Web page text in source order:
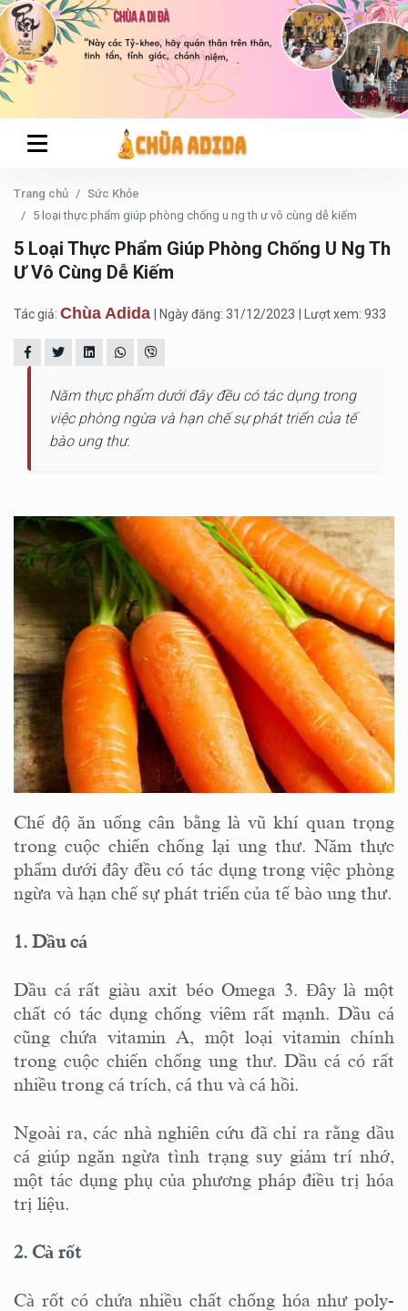
Trang chủ
Sức Khỏe
5 loại thực phẩm giúp phòng chống u ng th ư vô cùng dễ kiếm
5 Loại Thực Phẩm Giúp Phòng Chống U Ng Th
Ư Vô Cùng Dễ Kiếm
Tác giả: Chùa Adida | Ngày đăng: 31/12/2023 | Lượt xem: 933
Năm thực phẩm dưới đây đều có tác dụng trong
việc phòng ngừa và hạn chế sự phát triển của tế
bào ung thư.
Chế độ ăn uống cân bằng là vũ khí quan trọng
trong cuộc chiến chống lại ung thư. Năm thực
phẩm dưới đây đều có tác dụng trong việc phòng
ngừa và hạn chế sự phát triển của tế bào ung thư.
1. Dầu cá
Dầu cá rất giàu axit béo Omega 3. Đây là một
chất có tác dụng chống viêm rất mạnh. Dầu cá
cũng chứa vitamin A, một loại vitamin chính
trong cuộc chiến chống ung thư. Dầu cá có rất
nhiều trong cá trích, cá thu và cá hồi.
Ngoài ra, các nhà nghiên cứu đã chỉ ra rằng dầu
cá giúp ngăn ngừa tình trạng suy giảm trí nhớ,
một tác dụng phụ của phương pháp điều trị hóa
trị liệu.
2. Cà rốt
Cà rốt có chứa nhiều chất chống hóa như poly-